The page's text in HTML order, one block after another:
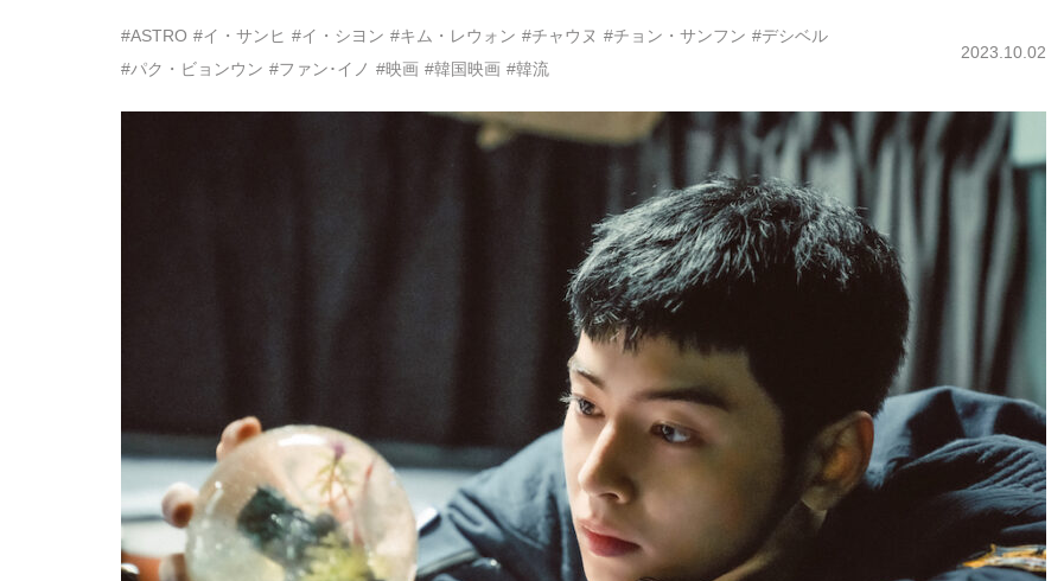
#ASTRO #イ・サンヒ #イ・シヨン #キム・レウォン #チャウヌ #チョン・サンフン #デシベル
#パク・ビョンウン #ファン･イノ #映画 #韓国映画 #韓流
2023.10.02